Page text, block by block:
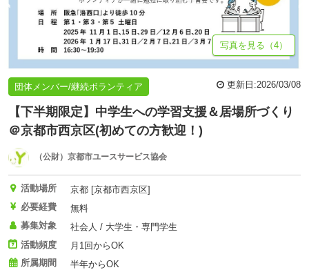
写真を見る（4）
団体メンバー/継続ボランティア 更新日:2026/03/08
【下半期限定】中学生への学習支援＆居場所づくり
＠京都市西京区(初めての方歓迎！)
（公財）京都市ユースサービス協会
活動場所
京都 [京都市西京区]
必要経費
無料
募集対象
社会人 / 大学生・専門学生
活動頻度
月1回からOK
所属期間
半年からOK